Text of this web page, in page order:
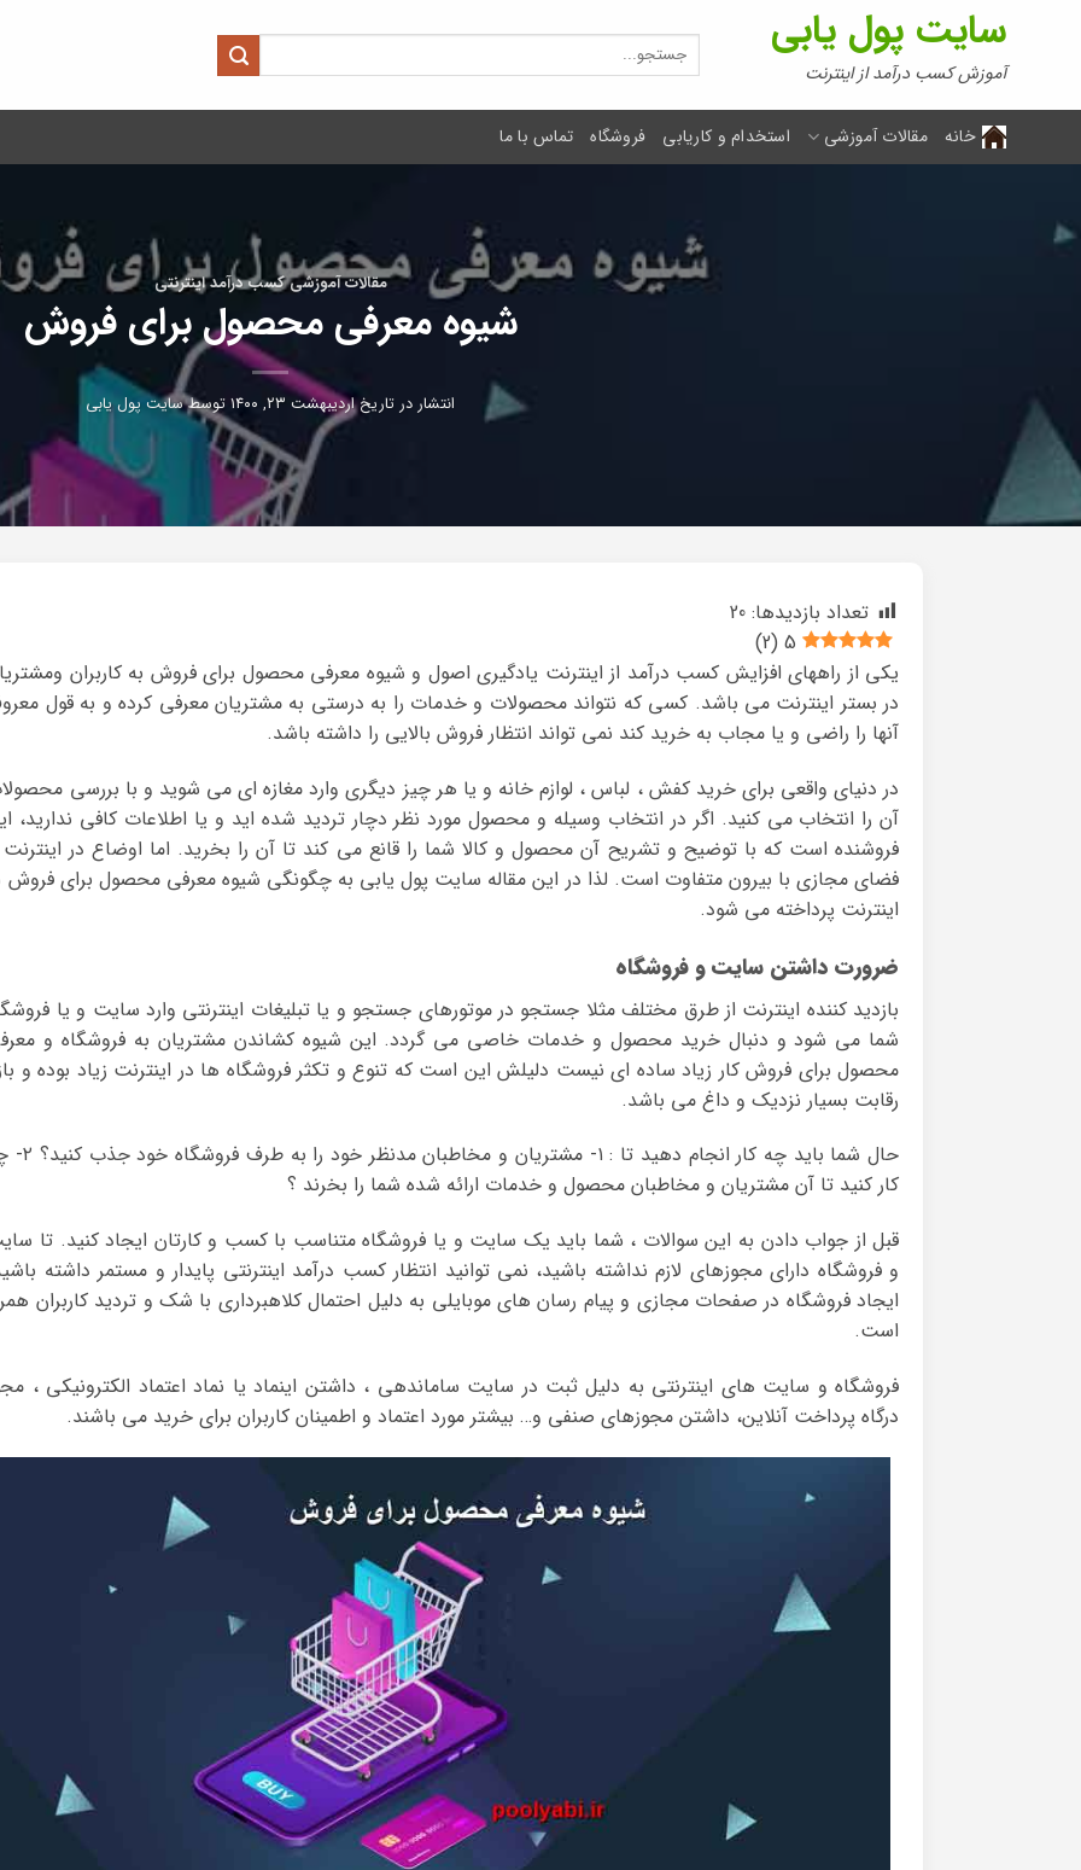
سایت پول یابی
آموزش کسب درآمد از اینترنت
جستجو
برای:
خانه مقالات آموزشی استخدام و کاریابی فروشگاه تماس با ما
مقالات آموزشی کسب درآمد اینترنتی
شیوه معرفی محصول برای فروش
انتشار در تاریخاردیبهشت ۲۳, ۱۴۰۰ توسطسایت پول یابی
تعداد بازدیدها: 20
5
(
2
)
یکی از راههای افزایش کسب درآمد از اینترنت یادگیری اصول و شیوه معرفی محصول برای فروش به کاربران
در بستر اینترنت می باشد. کسی که نتواند محصولات و خدمات را به درستی به مشتریان معرفی کرده و به قول
آنها را راضی و یا مجاب به خرید کند نمی تواند انتظار فروش بالایی را داشته باشد.
در دنیای واقعی برای خرید کفش ، لباس ، لوازم خانه و یا هر چیز دیگری وارد مغازه ای می شوید و با بررسی
آن را انتخاب می کنید. اگر در انتخاب وسیله و محصول مورد نظر دچار تردید شده اید و یا اطلاعات کافی ندارید،
فروشنده است که با توضیح و تشریح آن محصول و کالا شما را قانع می کند تا آن را بخرید. اما اوضاع در
فضای مجازی با بیرون متفاوت است. لذا در این مقاله سایت پول یابی به چگونگی شیوه معرفی محصول برای فروش
اینترنت پرداخته می شود.
ضرورت داشتن سایت و فروشگاه
بازدید کننده اینترنت از طرق مختلف مثلا جستجو در موتورهای جستجو و یا تبلیغات اینترنتی وارد سایت و یا
شما می شود و دنبال خرید محصول و خدمات خاصی می گردد. این شیوه کشاندن مشتریان به فروشگاه و
محصول برای فروش کار زیاد ساده ای نیست دلیلش این است که تنوع و تکثر فروشگاه ها در اینترنت زیاد بوده و
رقابت بسیار نزدیک و داغ می باشد.
حال شما باید چه کار انجام دهید تا : ۱- مشتریان و
کار کنید تا آن مشتریان و مخاطبان محصول و خدمات ارائه شده شما را بخرند ؟
قبل از جواب دادن به این سوالات ، شما باید یک سایت و یا فروشگاه متناسب با کسب و کارتان ایجاد کنید. تا
و فروشگاه دارای مجوزهای لازم نداشته باشید، نمی توانید انتظار کسب درآمد اینترنتی پایدار و مستمر داشته
ایجاد فروشگاه در صفحات مجازی و پیام رسان های موبایلی به دلیل احتمال کلاهبرداری با شک و تردید کاربران
است.
فروشگاه و سایت های اینترنتی به دلیل ثبت در سایت ساماندهی ، داشتن اینماد یا نماد اعتماد الکترونیکی ،
درگاه پرداخت آنلاین، داشتن مجوزهای صنفی و… بیشتر مورد اعتماد و اطمینان کاربران برای خرید می باشند.